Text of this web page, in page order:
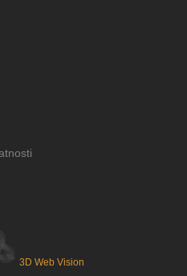
3D Web Vision